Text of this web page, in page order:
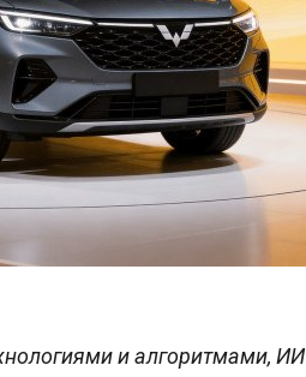
и алгоритмами, ИИ